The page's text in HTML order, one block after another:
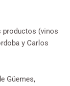
productos (vinos
y Carlos
Güemes,